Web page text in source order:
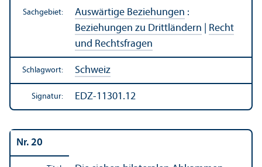
Sachgebiet: Auswärtige Beziehungen :
Beziehungen zu Drittländern
Recht
und Rechts­fragen
Schlagwort: Schweiz
Signatur: EDZ-11301.12
Nr. 20